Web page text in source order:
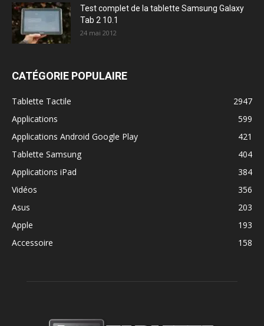
Test complet de la tablette Samsung Galaxy
Tab 2 10.1
24 mai 2012
CATÉGORIE POPULAIRE
Tablette Tactile
2947
Applications
599
Applications Android Google Play
421
Tablette Samsung
404
Applications iPad
384
Vidéos
356
Asus
203
Apple
193
Accessoire
158